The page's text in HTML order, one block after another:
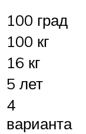
100 град
100 кг
16 кг
5 лет
4
варианта